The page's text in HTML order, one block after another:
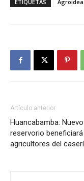
ETIQUETAS
Artículo anterior
Huancabamba: Nuevo
reservorio beneficiará
agricultores del